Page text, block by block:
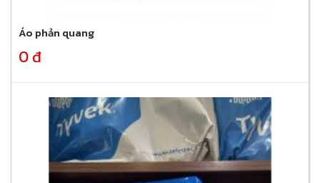
Áo phản quang
0 đ